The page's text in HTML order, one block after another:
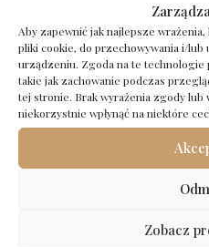
Aby zapewnić jak najlepsze
pliki cookie, do przechowywania i/
urządzeniu. Zgoda na te
takie jak zachowanie podczas
tej stronie. Brak wyrażenia zgody lub
niekorzystnie wpłynąć na niektóre
Zobacz
Srebrny pierścionek próba 925
154,00zł
Dodaj do koszyka